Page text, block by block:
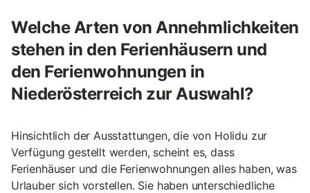
Welche Arten von Annehmlichkeiten
stehen in den Ferienhäusern und
den Ferienwohnungen in
Niederösterreich zur Auswahl?
Hinsichtlich der Ausstattungen, die von Holidu zur
Verfügung gestellt werden, scheint es, dass
Ferienhäuser und die Ferienwohnungen alles haben, was
Urlauber sich vorstellen. Sie haben unterschiedliche